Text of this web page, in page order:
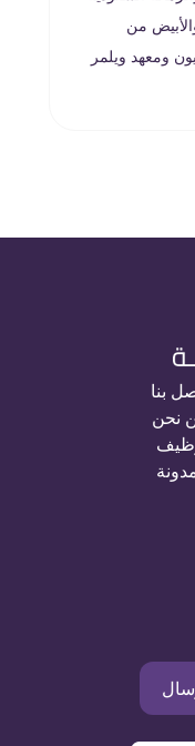
من
ومعهد ويلمر
بنا
نحن